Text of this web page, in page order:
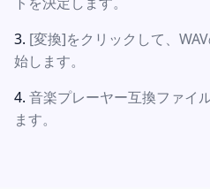
[変換]をクリックして、
始します。
音楽プレーヤー互換ファイ
ます。